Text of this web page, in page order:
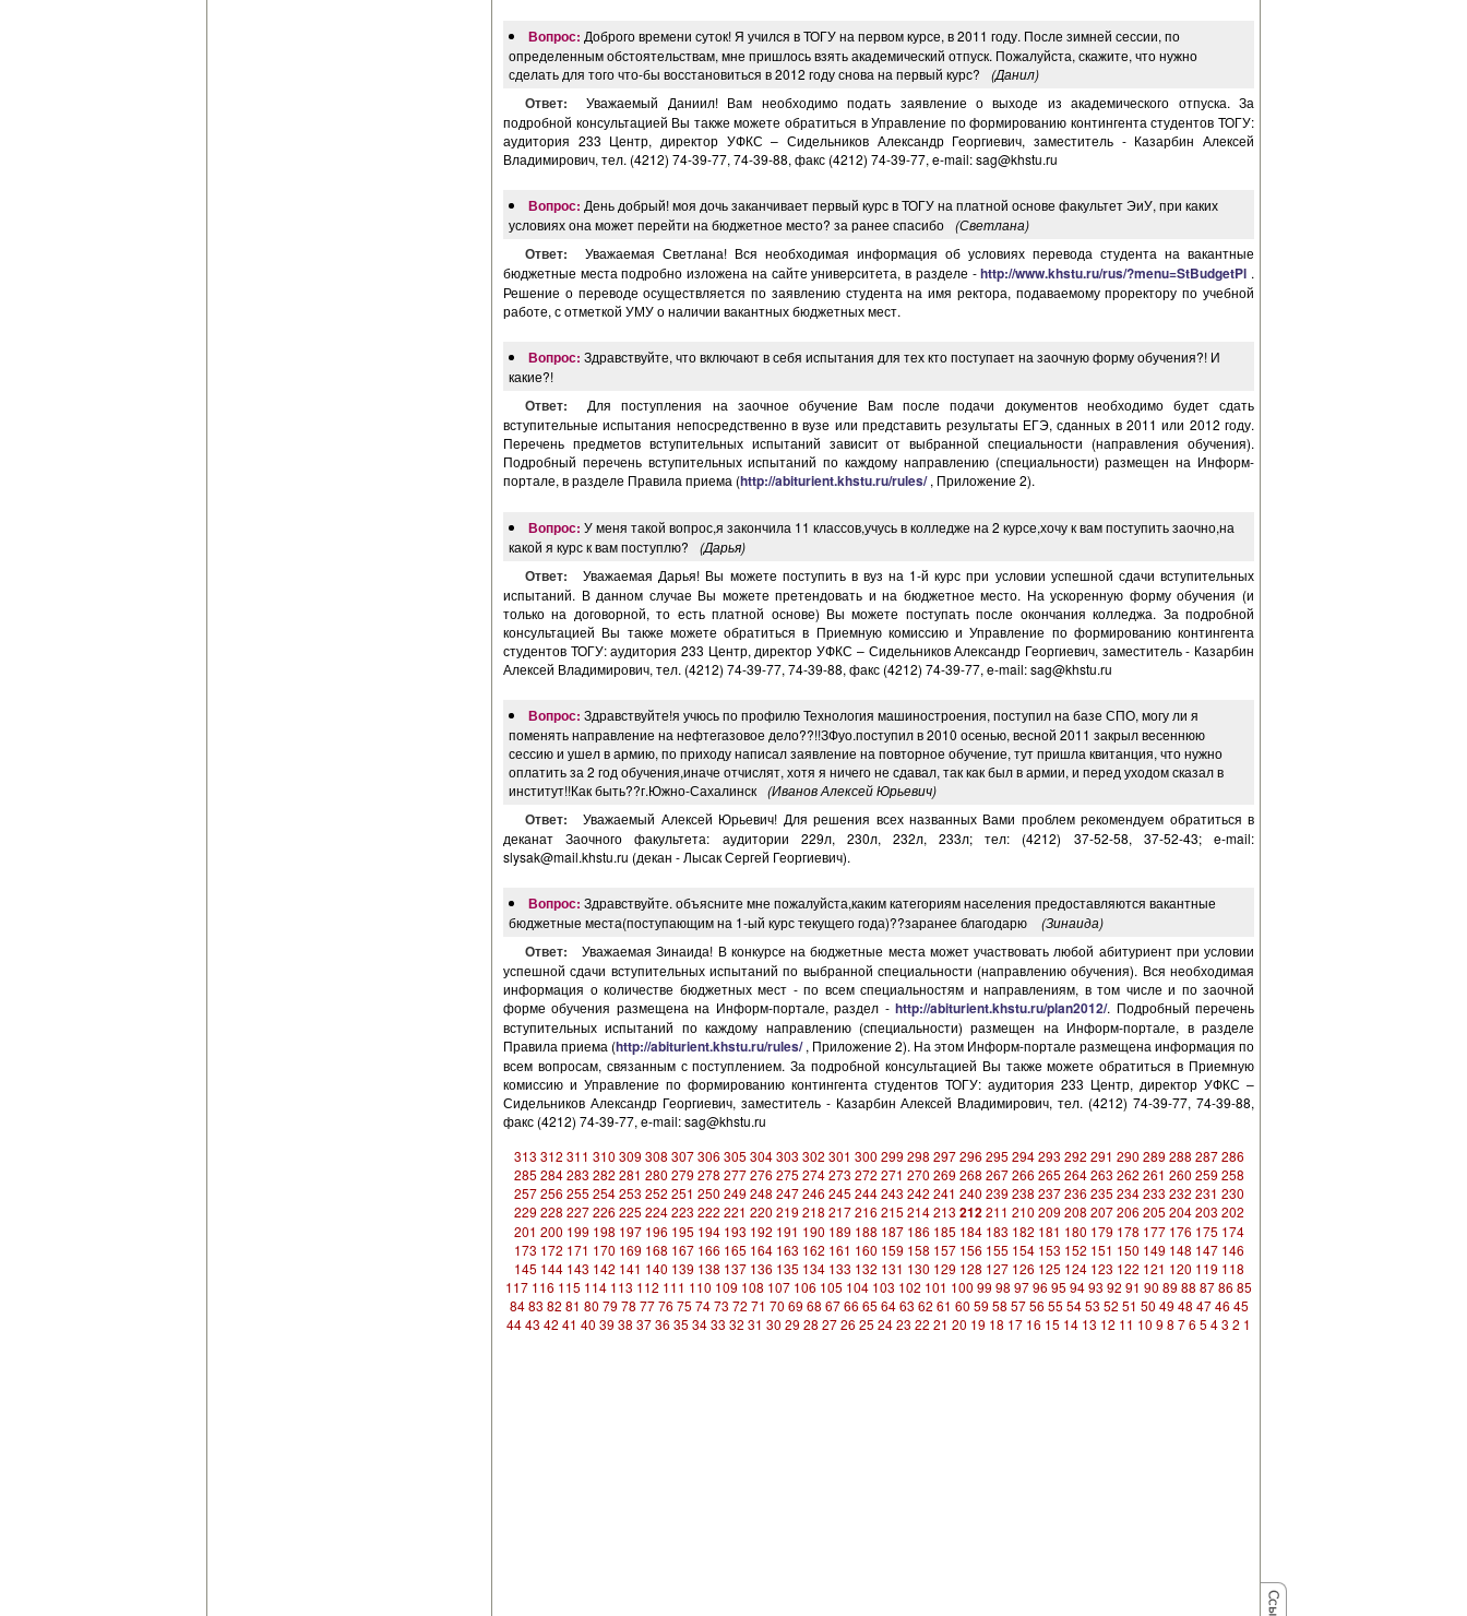
Вопрос: Доброго времени суток! Я учился в ТОГУ на первом курсе, в 2011 году. После зимней сессии, по
определенным обстоятельствам, мне пришлось взять академический отпуск. Пожалуйста, скажите, что нужно
сделать для того что-бы восстановиться в 2012 году снова на первый курс?
(Данил)
Ответ:
Уважаемый Даниил! Вам необходимо подать заявление о выходе из академического отпуска. За
подробной консультацией Вы также можете обратиться в Управление по формированию контингента студентов ТОГУ:
аудитория 233 Центр, директор УФКС – Сидельников Александр Георгиевич, заместитель - Казарбин Алексей
Владимирович, тел. (4212) 74-39-77, 74-39-88, факс (4212) 74-39-77, e-mail:sag@khstu.ru
Вопрос: День добрый! моя дочь заканчивает первый курс в ТОГУ на платной основе факультет ЭиУ, при каких
условиях она может перейти на бюджетное место? за ранее спасибо (Светлана)
Ответ:
Уважаемая Светлана! Вся необходимая информация об условиях перевода студента на вакантные
бюджетные места подробно изложена на сайте университета, в разделе -http://www.khstu.ru/rus/?menu=StBudgetPl .
Решение о переводе осуществляется по заявлению студента на имя ректора, подаваемому проректору по учебной
работе, с отметкой УМУ о наличии вакантных бюджетных мест.
Вопрос: Здравствуйте, что включают в себя испытания для тех кто поступает на заочную форму обучения?! И
какие?!
Ответ:
Для поступления на заочное обучение Вам после подачи документов необходимо будет сдать
вступительные испытания непосредственно в вузе или представить результаты ЕГЭ, сданных в 2011 или 2012 году.
Перечень предметов вступительных испытаний зависит от выбранной специальности (направления обучения).
Подробный перечень вступительных испытаний по каждому направлению (специальности) размещен на Информ-
портале, в разделе Правила приема (http://abiturient.khstu.ru/rules/, Приложение 2).
Вопрос: У меня такой вопрос,я закончила 11 классов,учусь в колледже на 2 курсе,хочу к вам поступить заочно,на
какой я курс к вам поступлю?
(Дарья)
Ответ:
Уважаемая Дарья! Вы можете поступить в вуз на 1-й курс при условии успешной сдачи вступительных
испытаний. В данном случае Вы можете претендовать и на бюджетное место. На ускоренную форму обучения (и
только на договорной, то есть платной основе) Вы можете поступать после окончания колледжа. За подробной
консультацией Вы также можете обратиться в Приемную комиссию и Управление по формированию контингента
студентов ТОГУ: аудитория 233 Центр, директор УФКС – Сидельников Александр Георгиевич, заместитель - Казарбин
Алексей Владимирович, тел. (4212) 74-39-77, 74-39-88, факс (4212) 74-39-77, e-mail:sag@khstu.ru
Вопрос: Здравствуйте!я учюсь по профилю Технология машиностроения, поступил на базе СПО, могу ли я
поменять направление на нефтегазовое дело??!!ЗФуо.поступил в 2010 осенью, весной 2011 закрыл весеннюю
сессию и ушел в армию, по приходу написал заявление на повторное обучение, тут пришла квитанция, что нужно
оплатить за 2 год обучения,иначе отчислят, хотя я ничего не сдавал, так как был в армии, и перед уходом сказал в
институт!!Как быть??г.Южно-Сахалинск (Иванов Алексей Юрьевич)
Ответ:
Уважаемый Алексей Юрьевич! Для решения всех названных Вами проблем рекомендуем обратиться в
деканат Заочного факультета: аудитории 229л, 230л, 232л, 233л; тел: (4212) 37-52-58, 37-52-43; e-mail:
slysak@mail.khstu.ru (декан - Лысак Сергей Георгиевич).
Вопрос: Здравствуйте. объясните мне пожалуйста,каким категориям населения предоставляются вакантные
бюджетные места(поступающим на 1-ый курс текущего года)??заранее благодарю
(Зинаида)
Ответ:
Уважаемая Зинаида! В конкурсе на бюджетные места может участвовать любой абитуриент при условии
успешной сдачи вступительных испытаний по выбранной специальности (направлению обучения). Вся необходимая
информация о количестве бюджетных мест - по всем специальностям и направлениям, в том числе и по заочной
форме обучения размещена на Информ-портале, раздел -http://abiturient.khstu.ru/plan2012/. Подробный перечень
вступительных испытаний по каждому направлению (специальности) размещен на Информ-портале, в разделе
Правила приема (http://abiturient.khstu.ru/rules/, Приложение 2). На этом Информ-портале размещена информация по
всем вопросам, связанным с поступлением. За подробной консультацией Вы также можете обратиться в Приемную
комиссию и Управление по формированию контингента студентов ТОГУ: аудитория 233 Центр, директор УФКС –
Сидельников Александр Георгиевич, заместитель - Казарбин Алексей Владимирович, тел. (4212) 74-39-77, 74-39-88,
факс (4212) 74-39-77, e-mail:sag@khstu.ru
313 312 311 310 309 308 307 306 305 304 303 302 301 300 299 298 297 296 295 294 293 292 291 290 289 288 287 286
285 284 283 282 281 280 279 278 277 276 275 274 273 272 271 270 269 268 267 266 265 264 263 262 261 260 259 258
257 256 255 254 253 252 251 250 249 248 247 246 245 244 243 242 241 240 239 238 237 236 235 234 233 232 231 230
229 228 227 226 225 224 223 222 221 220 219 218 217 216 215 214 213 212 211 210 209 208 207 206 205 204 203 202
201 200 199 198 197 196 195 194 193 192 191 190 189 188 187 186 185 184 183 182 181 180 179 178 177 176 175 174
173 172 171 170 169 168 167 166 165 164 163 162 161 160 159 158 157 156 155 154 153 152 151 150 149 148 147 146
145 144 143 142 141 140 139 138 137 136 135 134 133 132 131 130 129 128 127 126 125 124 123 122 121 120 119 118
117 116 115 114 113 112 111 110 109 108 107 106 105 104 103 102 101 100 99 98 9796 95 9493 92 91 90 89 88 8786 85
84 83 82 81 80 79 78 77 76 75 74 73 72 71 70 69 68 67 66 65 64 63 62 61 60 59 58 57 56 55 54 53 52 51 50 49 48 47 46 45
4443 42 41 40 39 38 3736 35 3433 32 31 30 29 28 2726 25 2423 22 21 20 19 18 17 16 15 14 13 12 11 10 9 8 76 5 43 2 1